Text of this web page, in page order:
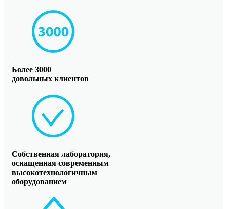
Более 3000
довольных клиентов
Собственная лаборатория,
оснащенная современным
высокотехнологичным
оборудованием